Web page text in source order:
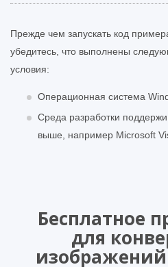
Прежде чем запускать код
убедитесь, что выполнены
условия:
Операционная система
Среда разработки
выше, например Microsoft
Бесплатное
для
изображений